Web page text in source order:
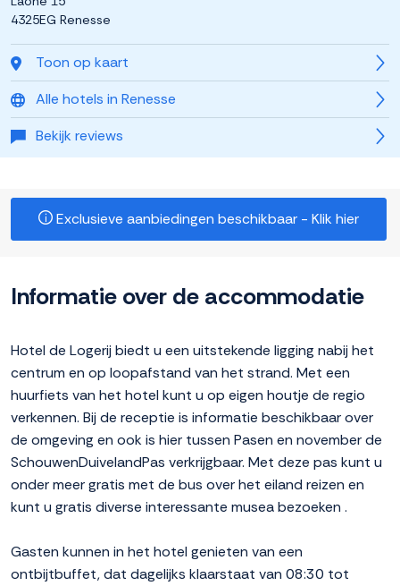
Toon op kaart
Alle hotels in Renesse
Bekijk reviews
4325EG Renesse
Exclusieve aanbiedingen beschikbaar - Klik hier
Informatie over de accommodatie
Hotel de Logerij biedt u een uitstekende ligging nabij het
centrum en op loopafstand van het strand. Met een
huurfiets van het hotel kunt u op eigen houtje de regio
verkennen. Bij de receptie is informatie beschikbaar over
de omgeving en ook is hier tussen Pasen en november de
SchouwenDuivelandPas verkrijgbaar. Met deze pas kunt u
onder meer gratis met de bus over het eiland reizen en
kunt u gratis diverse interessante musea bezoeken .
Gasten kunnen in het hotel genieten van een
ontbijtbuffet, dat dagelijks klaarstaat van 08:30 tot